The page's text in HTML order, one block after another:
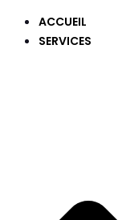
ACCUEIL
SERVICES